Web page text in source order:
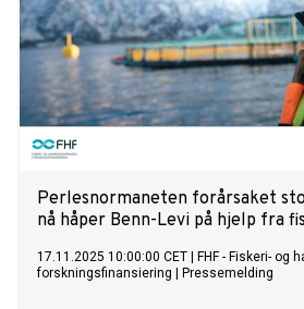
Perlesnormaneten forårsaket
nå håper Benn-Levi på hjelp fra
17.11.2025 10:00:00 CET
FHF - Fiskeri- og
forskningsfinansiering
Pressemelding